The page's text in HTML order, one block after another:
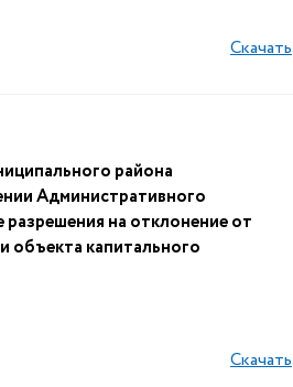
Скачать
района
Административного
на отклонение от
объекта капитального
Скачать